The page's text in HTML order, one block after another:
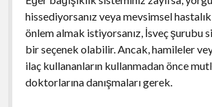
hissediyorsanız veya mevsimsel
önlem almak istiyorsanız, İsveç şurubu
bir seçenek olabilir. Ancak, hamileler
ilaç kullananların kullanmadan önce
doktorlarına danışmaları gerek.